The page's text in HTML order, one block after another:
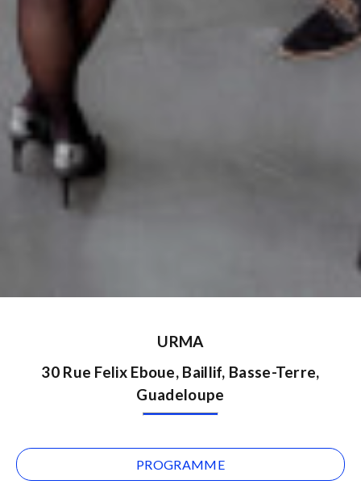
URMA
30 Rue Felix Eboue, Baillif, Basse-Terre,
Guadeloupe
PROGRAMME